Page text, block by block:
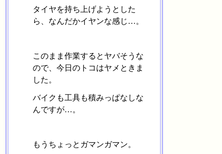
タイヤを持ち上げようとした
ら、なんだかイヤンな感じ…。
このまま作業するとヤバそうな
ので、今日のトコはヤメときま
した。
バイクも工具も積みっぱなしな
んですが…。
もうちょっとガマンガマン。